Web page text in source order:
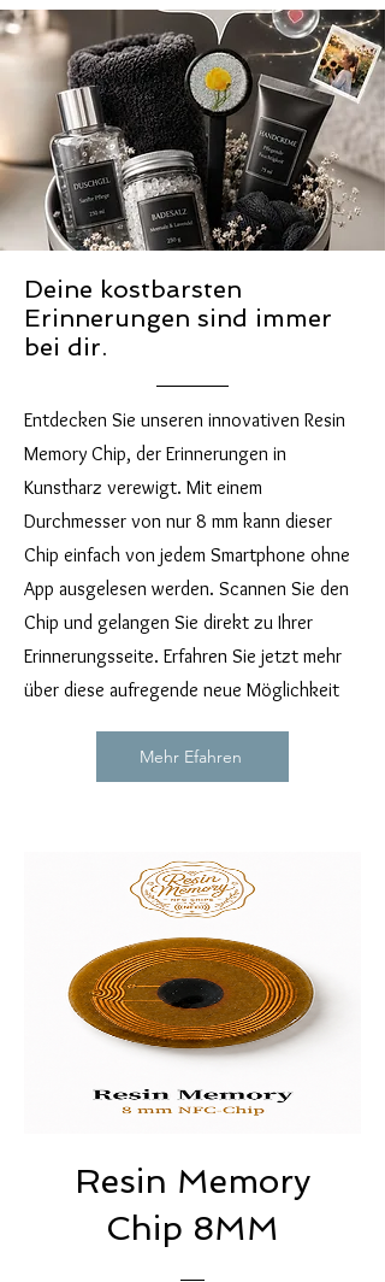
Deine kostbarsten
Erinnerungen sind immer
bei dir.
Entdecken Sie unseren innovativen Resin
Memory Chip, der Erinnerungen in
Kunstharz verewigt. Mit einem
Durchmesser von nur 8 mm kann dieser
Chip einfach von jedem Smartphone ohne
App ausgelesen werden. Scannen Sie den
Chip und gelangen Sie direkt zu Ihrer
Erinnerungsseite. Erfahren Sie jetzt mehr
über diese aufregende neue Möglichkeit
Mehr Efahren
Resin Memory
Chip 8MM